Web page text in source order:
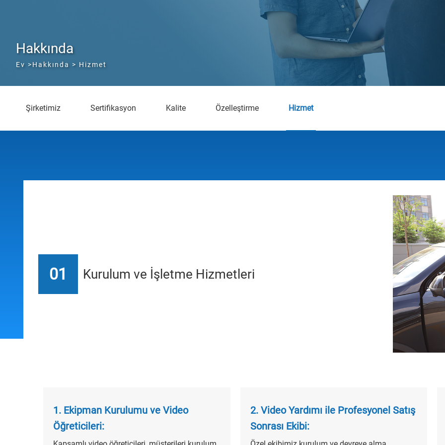
Hakkında
Ev >Hakkında > Hizmet
Şirketimiz Sertifikasyon Kalite Özelleştirme Hizmet
01 Kurulum ve İşletme Hizmetleri
1. Ekipman Kurulumu ve Video
Öğreticileri:
2. Video Yardımı ile Profesyonel Satış
Sonrası Ekibi: